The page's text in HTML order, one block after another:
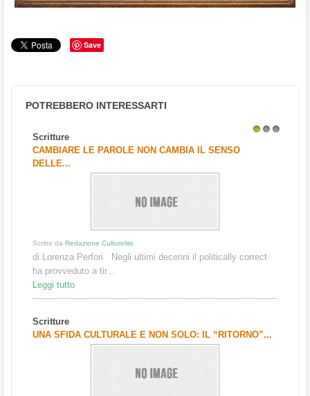
Save
POTREBBERO INTERESSARTI
Scritture
CAMBIARE LE PAROLE NON CAMBIA IL SENSO
DELLE...
Scritto da Redazione Culturelite
di Lorenza Perfori Negli ultimi decenni il politically correct
ha provveduto a tir...
Leggi tutto
Scritture
UNA SFIDA CULTURALE E NON SOLO: IL “RITORNO”...